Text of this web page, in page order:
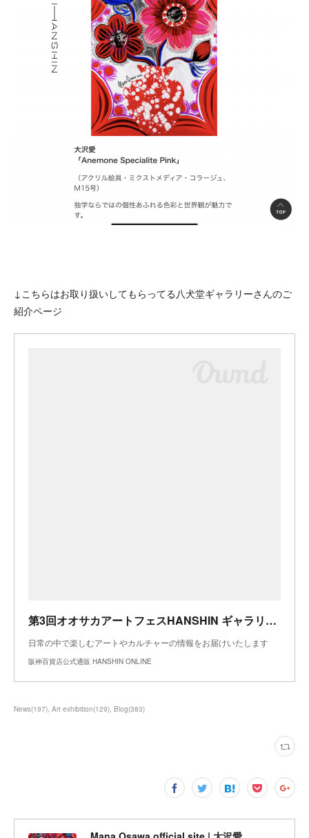
↓こちらはお取り扱いしてもらってる八犬堂ギャラリーさんのご
紹介ページ
第3回オオサカアートフェスHANSHIN ギャラリー紹介No20【八犬堂ギャラリー】｜阪神百貨店よみもの｜阪神オンラインショッピング｜阪神百貨店公式通販 HANSHIN ONLINE
日常の中で楽しむアートやカルチャーの情報をお届けいたします
阪神百貨店公式通販 HANSHIN ONLINE
News(197) Art exhibition(129) Blog(383)